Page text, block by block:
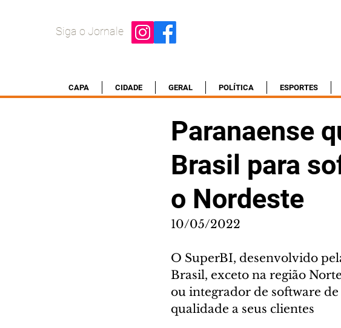
Siga o Jornale
CAPA CIDADE GERAL POLÍTICA ESPORTES
Paranaense
Brasil para
o Nordeste
10/05/2022
O SuperBI, desenvolvido
Brasil, exceto na região
ou integrador de software
qualidade a seus clientes